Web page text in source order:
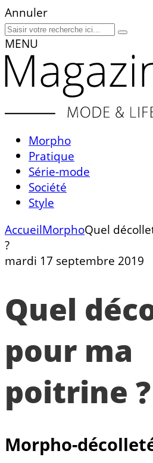
Annuler
MENU
Morpho
Pratique
Série-mode
Société
Style
AccueilMorphoQuel
?
mardi 17 septembre 2019
Quel
pour ma
poitrine ?
Morpho-